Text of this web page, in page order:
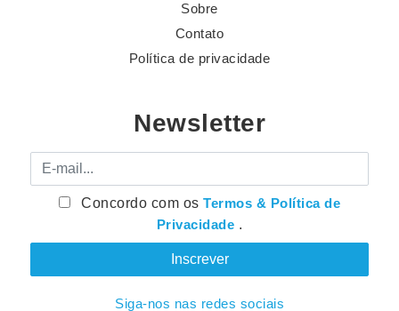
Sobre
Contato
Política de privacidade
Newsletter
E-mail
Concordo com osTermos & Política de
Privacidade .
Siga-nos nas redes sociais